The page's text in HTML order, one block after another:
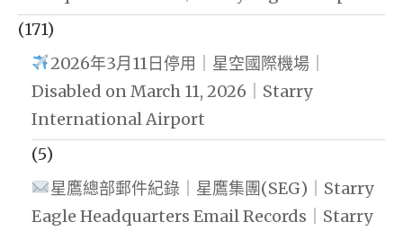
(171)
2026年3月11日停用｜星空國際機場｜
Disabled on March 11, 2026｜Starry
International Airport
(5)
星鷹總部郵件紀錄｜星鷹集團(SEG)｜Starry
Eagle Headquarters Email Records｜Starry